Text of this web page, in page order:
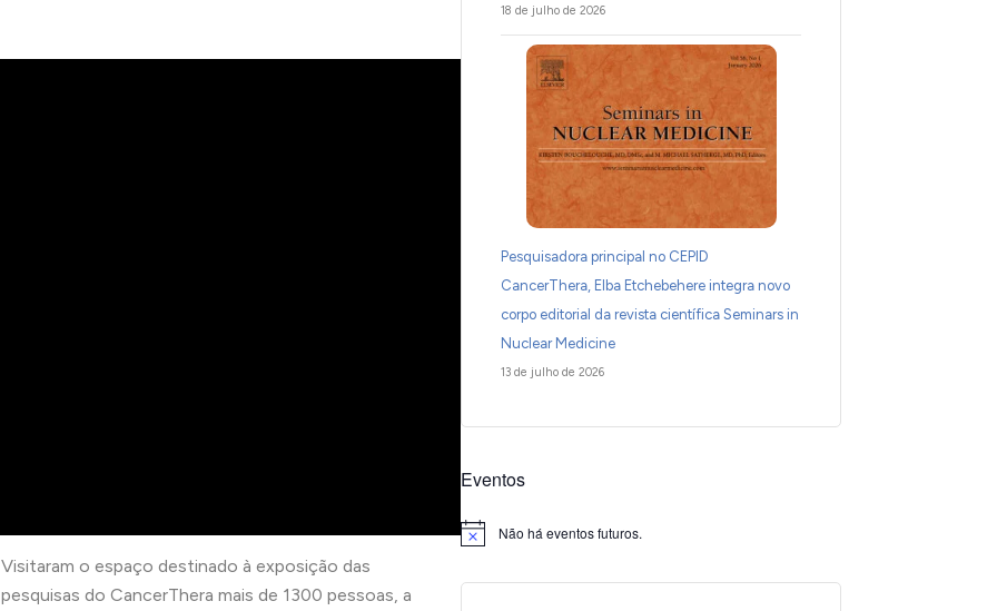
Visitaram o espaço destinado à exposição das
pesquisas do CancerThera mais de 1300 pessoas, a
18 de julho de 2026
Pesquisadora principal no CEPID
CancerThera, Elba Etchebehere integra novo
corpo editorial da revista científica Seminars in
Nuclear Medicine
13 de julho de 2026
Eventos
Notice Não há eventos futuros.